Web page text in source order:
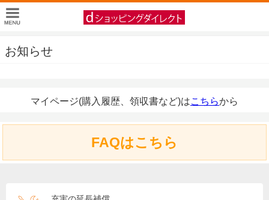
お知らせ
マイページ(購入履歴、領収書など)はこちらから
FAQはこちら